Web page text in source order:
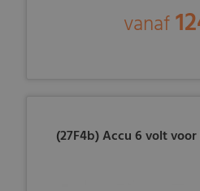
vanaf
(27F4b) Accu 6 volt